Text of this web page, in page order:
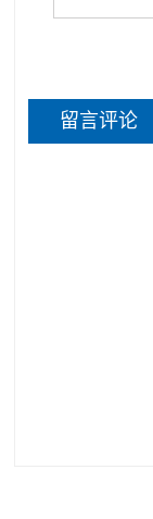
留言评论